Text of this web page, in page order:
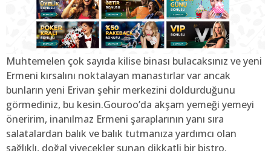
Muhtemelen çok sayıda kilise binası bulacaksınız ve yeni
Ermeni kırsalını noktalayan manastırlar var ancak
bunların yeni Erivan şehir merkezini doldurduğunu
görmediniz, bu kesin.Gouroo’da akşam yemeği yemeyi
öneririm, inanılmaz Ermeni şaraplarının yanı sıra
salatalardan balık ve balık tutmanıza yardımcı olan
sağlıklı, doğal yiyecekler sunan dikkatli bir bistro.